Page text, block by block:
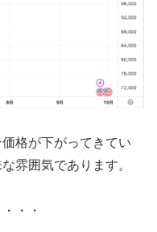
格が下がってきてい
雰囲気であります。
・・